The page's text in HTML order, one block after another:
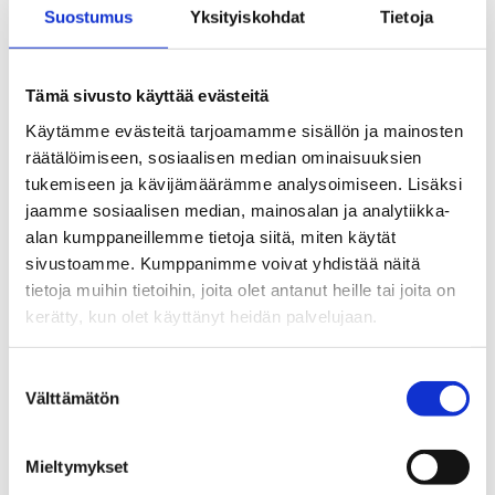
Suostumus Yksityiskohdat Tietoja
Tämä sivusto käyttää evästeitä
Käytämme evästeitä tarjoamamme sisällön ja mainosten
räätälöimiseen, sosiaalisen median ominaisuuksien
tukemiseen ja kävijämäärämme analysoimiseen. Lisäksi
jaamme sosiaalisen median, mainosalan ja analytiikka-
alan kumppaneillemme tietoja siitä, miten käytät
sivustoamme. Kumppanimme voivat yhdistää näitä
tietoja muihin tietoihin, joita olet antanut heille tai joita on
kerätty, kun olet käyttänyt heidän palvelujaan.
valinta
Välttämätön
Mieltymykset
pohjoismaista tutkimusta. Karlsson on myös
aikaisemmin toiminut pohjoismaisen
alkoholi-, huume- ja tupakkayhteistyöryhmän jäsenenä
edustaen Pohjoismaiden ministerineuvostoa.
Jaa:
Katso myös